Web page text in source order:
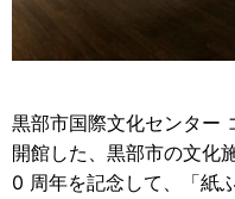
黒部市国際文化センター
開館した、黒部市の文化
0 周年を記念して、「紙